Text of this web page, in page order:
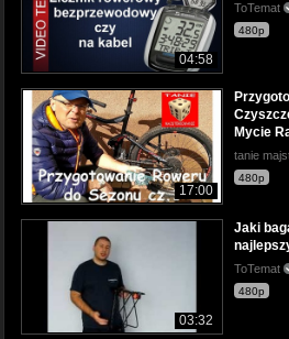
04:58
ToTemat
480p
17:00
Mycie
tanie
480p
03:32
Jaki
ToTemat
480p